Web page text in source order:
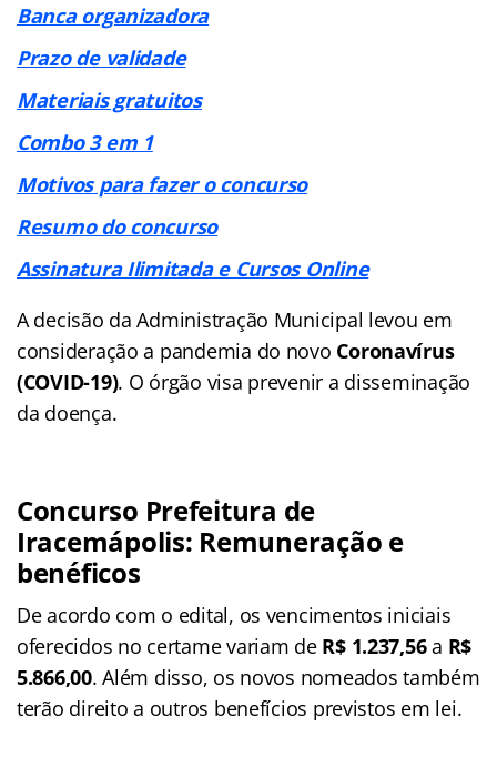
Banca organizadora
Prazo de validade
Materiais gratuitos
Combo 3 em 1
Motivos para fazer o concurso
Resumo do concurso
Assinatura Ilimitada e Cursos Online
A decisão da Administração Municipal levou em
consideração a pandemia do novo Coronavírus
(COVID-19). O órgão visa prevenir a disseminação
da doença.
Concurso Prefeitura de
Iracemápolis: Remuneração e
benéficos
De acordo com o edital, os vencimentos iniciais
oferecidos no certame variam de R$ 1.237,56a R$
5.866,00. Além disso, os novos nomeados também
terão direito a outros benefícios previstos em lei.